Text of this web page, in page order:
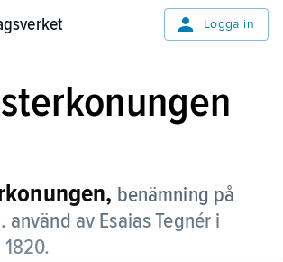
Logga in
benämning på
använd av Esaias Tegnér i